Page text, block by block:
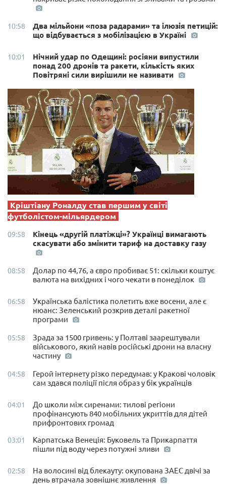
10:58
Два мільйони «поза радарами» та ілюзія петицій:
що відбувається з мобілізацією в Україні
10:01
Нічний удар по Одещині: росіяни випустили
понад 200 дронів та ракети, кількість яких
Повітряні сили вирішили не називати
Кріштіану Роналду став першим у світі
футболістом-мільярдером
09:58
Кінець «другій платіжці»? Українці вимагають
скасувати або змінити тариф на доставку газу
08:58
Долар по 44,76, а євро пробиває 51: скільки коштує
валюта на вихідних і чого чекати в понеділок
06:58
Українська балістика полетить вже восени, але є
нюанс: Зеленський розкрив деталі ракетної
програми
05:58
Зрада за 1500 гривень: у Полтаві заарештували
військового, який навів російські дрони на власну
частину
04:58
Герой інтернету різко передумав: у Кракові чоловік
сам здався поліції після образ у бік українців
04:01
До школи між сиренами: тилові регіони
профінансують 840 мобільних укриттів для дітей
прифронтових громад
03:01
Карпатська Венеція: Буковель та Прикарпаття
пішли під воду через потужні зливи
02:58
На волосині від блекауту: окупована ЗАЕС двічі за
день втрачала зовнішнє живлення